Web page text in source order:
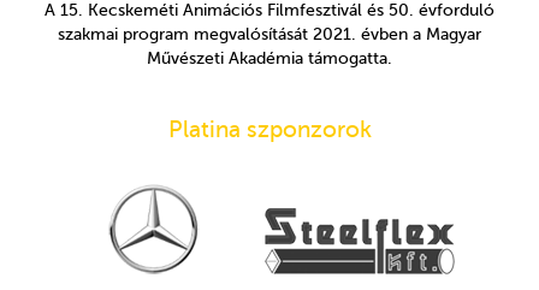
A 15. Kecskeméti Animációs Filmfesztivál és 50. évforduló
szakmai program megvalósítását 2021. évben a Magyar
Művészeti Akadémia támogatta.
Platina szponzorok